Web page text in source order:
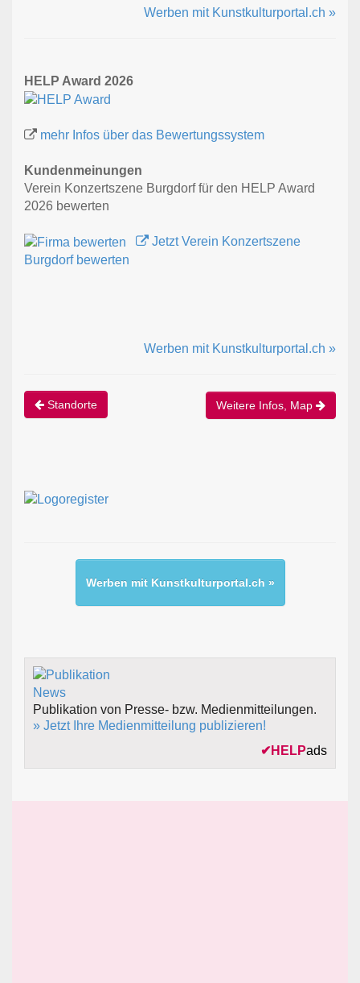
Werben mit Kunstkulturportal.ch »
HELP Award 2026
mehr Infos über das Bewertungssystem
Kundenmeinungen
Verein Konzertszene Burgdorf für den HELP Award
2026 bewerten
Jetzt Verein Konzertszene
Burgdorf bewerten
Werben mit Kunstkulturportal.ch »
Standorte Weitere Infos, Map
Werben mit Kunstkulturportal.ch »
Publikation von Presse- bzw. Medienmitteilungen.
» Jetzt Ihre Medienmitteilung publizieren!
✔ HELPads